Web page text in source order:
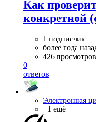
Как
конкретной
1 подписчик
более года
426 просмотров
0
ответов
Электронная
+1 ещё